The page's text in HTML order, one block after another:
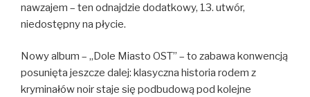
nawzajem – ten odnajdzie dodatkowy, 13. utwór,
niedostępny na płycie.
Nowy album – „Dole Miasto OST” – to zabawa konwencją
posunięta jeszcze dalej: klasyczna historia rodem z
kryminałów noir staje się podbudową pod kolejne